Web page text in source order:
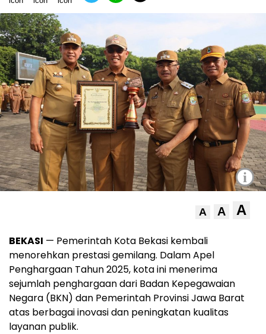
i
A A A
BEKASI — Pemerintah Kota Bekasi kembali
menorehkan prestasi gemilang. Dalam Apel
Penghargaan Tahun 2025, kota ini menerima
sejumlah penghargaan dari Badan Kepegawaian
Negara (BKN) dan Pemerintah Provinsi Jawa Barat
atas berbagai inovasi dan peningkatan kualitas
layanan publik.